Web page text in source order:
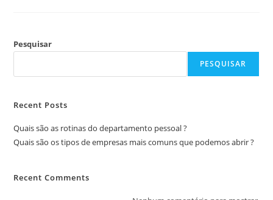
Pesquisar
PESQUISAR
Recent Posts
Quais são as rotinas do departamento pessoal ?
Quais são os tipos de empresas mais comuns que podemos abrir ?
Recent Comments